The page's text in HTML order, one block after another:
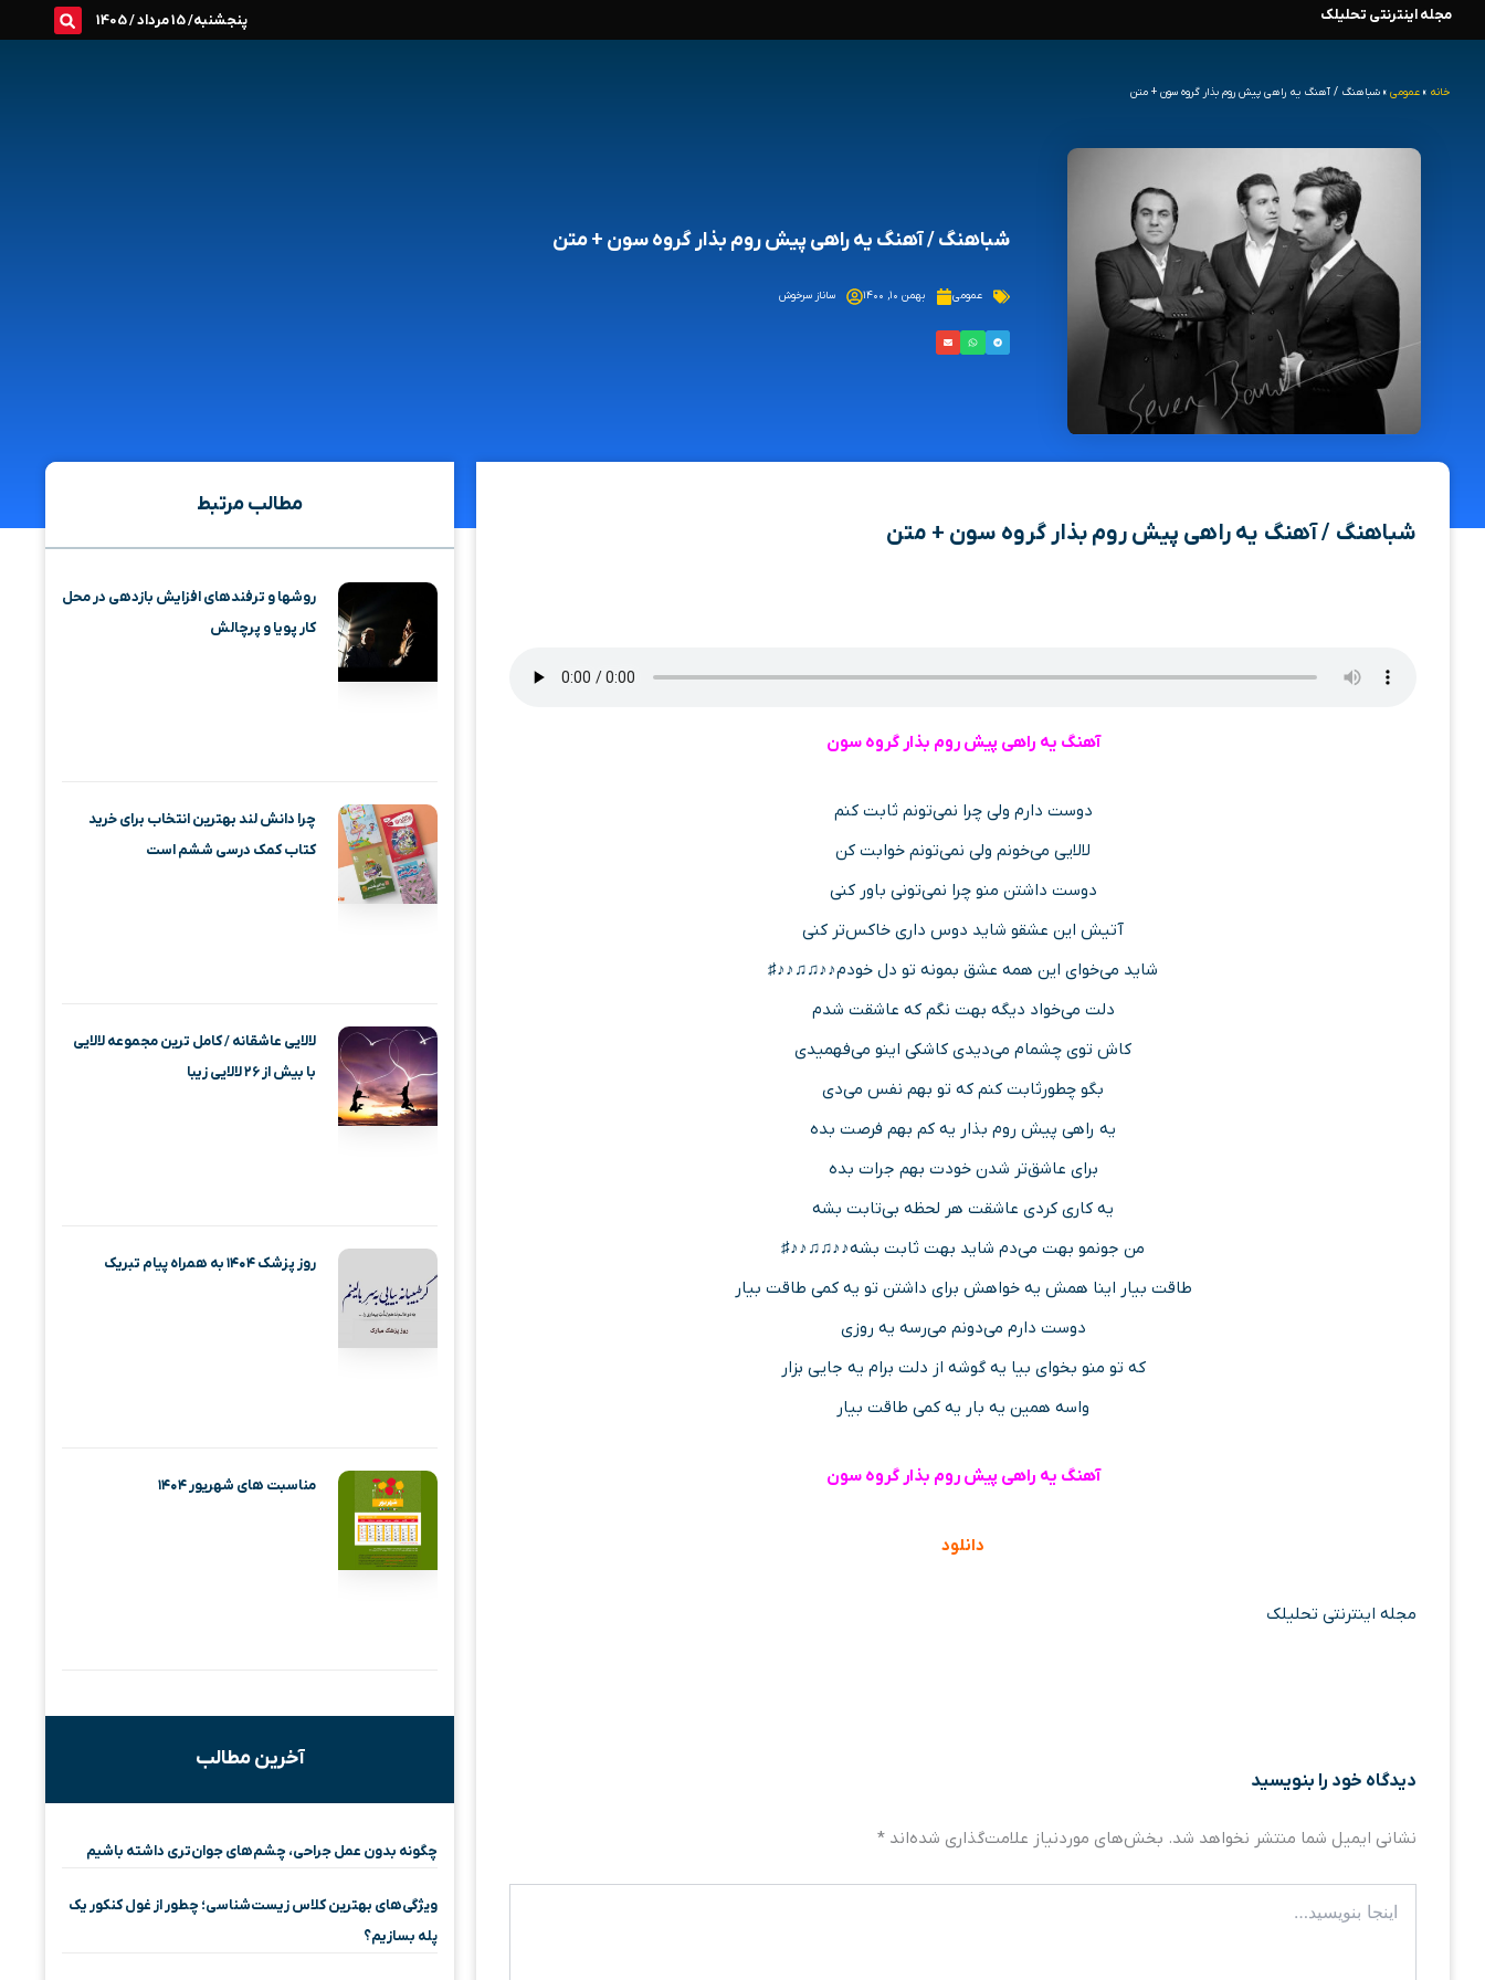
محتوا
مجله اینترنتی تحلیلک پنجشنبه/ 15 مرداد / 1405
خانه » عمومی » شباهنگ / آهنگ یه راهی پیش روم بذار گروه سون + متن
شباهنگ / آهنگ یه راهی پیش روم بذار گروه سون + متن
عمومی بهمن ۱۰, ۱۴۰۰ ساناز سرخوش
شباهنگ / آهنگ یه راهی پیش روم بذار گروه سون + متن
آهنگ یه راهی پیش روم بذار گروه سون
دوست دارم ولی چرا نمی‌تونم ثابت کنم
لالایی می‌خونم ولی نمی‌تونم خوابت کن
دوست داشتن منو چرا نمی‌تونی باور کنی
آتیش این عشقو شاید دوس داری خاکس‌تر کنی
شاید می‌خوای این همه عشق بمونه تو دل خودم♪♪♫♫♪♪♯
دلت می‌خواد دیگه بهت نگم که عاشقت شدم
کاش توی چشمام می‌دیدی کاشکی اینو می‌فهمیدی
بگو چطورثابت کنم که تو بهم نفس می‌دی
یه راهی پیش روم بذار یه کم بهم فرصت بده
برای عاشق‌تر شدن خودت بهم جرات بده
یه کاری کردی عاشقت هر لحظه بی‌تابت بشه
من جونمو بهت می‌دم شاید بهت ثابت بشه♪♪♫♫♪♪♯
طاقت بیار اینا همش یه خواهش برای داشتن تو یه کمی طاقت بیار
دوست دارم می‌دونم می‌رسه یه روزی
که تو منو بخوای بیا یه گوشه از دلت برام یه جایی بزار
واسه همین یه بار یه کمی طاقت بیار
آهنگ یه راهی پیش روم بذار گروه سون
دانلود
مجله اینترنتی تحلیلک
دیدگاه‌ خود را بنویسید
نشانی ایمیل شما منتشر نخواهد شد. بخش‌های موردنیاز علامت‌گذاری شده‌اند *
بنویسید…
مطالب مرتبط
روشها و ترفندهای افزایش بازدهی در محل
کار پویا و پرچالش
چرا دانش لند بهترین انتخاب برای خرید
کتاب کمک درسی ششم است
لالایی عاشقانه / کامل ترین مجموعه لالایی
با بیش از ۲۶ لالایی زیبا
روز پزشک ۱۴۰۴ به همراه پیام تبریک
مناسبت های شهریور ۱۴۰۴
آخرین مطالب
چگونه بدون عمل جراحی، چشم‌های جوان‌تری داشته باشیم
ویژگی‌های بهترین کلاس زیست‌شناسی؛ چطور از غول کنکور یک
پله بسازیم؟